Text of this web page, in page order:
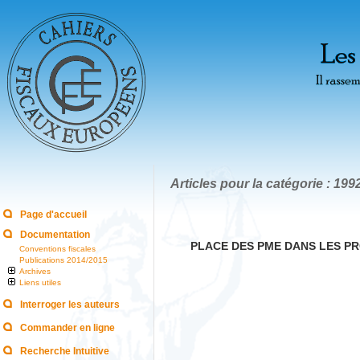
Page d'accueil
Documentation
Conventions fiscales
Publications 2014/2015
Archives
Liens utiles
Interroger les auteurs
Commander en ligne
Recherche Intuitive
Articles pour la catégorie :
PLACE DES PME DANS LES